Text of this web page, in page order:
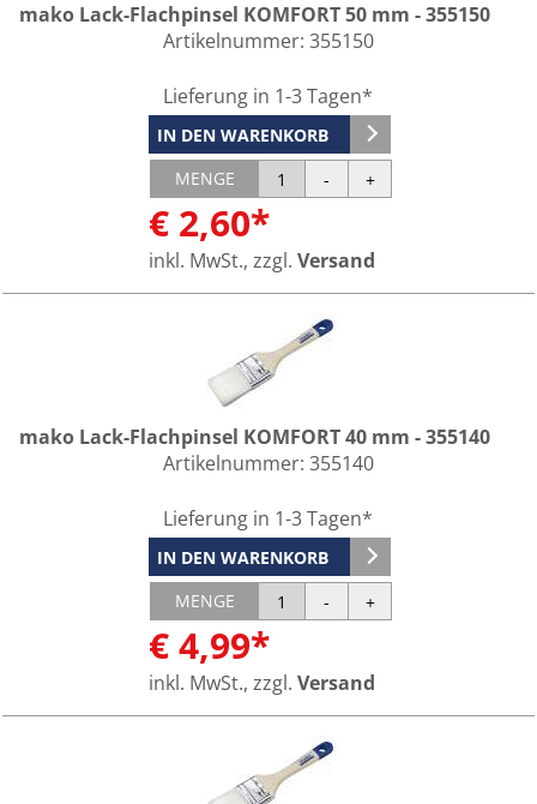
mako Lack-Flachpinsel KOMFORT 50 mm - 355150
Artikelnummer: 355150
Lieferung in 1-3 Tagen*
IN DEN WARENKORB
MENGE
€ 2,60*
inkl. MwSt., zzgl. Versand
mako Lack-Flachpinsel KOMFORT 40 mm - 355140
Artikelnummer: 355140
Lieferung in 1-3 Tagen*
IN DEN WARENKORB
MENGE
€ 4,99*
inkl. MwSt., zzgl. Versand